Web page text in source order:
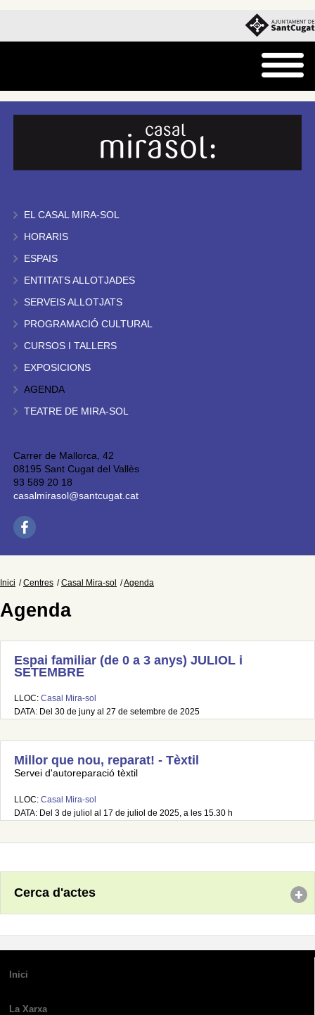
EL CASAL MIRA-SOL
HORARIS
ESPAIS
ENTITATS ALLOTJADES
SERVEIS ALLOTJATS
PROGRAMACIÓ CULTURAL
CURSOS I TALLERS
EXPOSICIONS
AGENDA
TEATRE DE MIRA-SOL
Carrer de Mallorca, 42
08195 Sant Cugat del Vallès
93 589 20 18
casalmirasol@santcugat.cat
Inici Centres Casal Mira-sol Agenda
Agenda
Espai familiar (de 0 a 3 anys) JULIOL i
SETEMBRE
LLOC: Casal Mira-sol
DATA: Del 30 de juny al 27 de setembre de 2025
Millor que nou, reparat! - Tèxtil
Servei d'autoreparació tèxtil
LLOC: Casal Mira-sol
DATA: Del 3 de juliol al 17 de juliol de 2025, a les 15.30 h
Cerca d'actes
Inici
La Xarxa